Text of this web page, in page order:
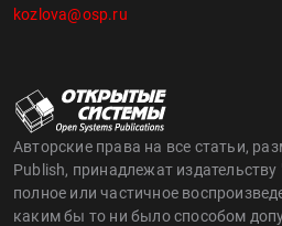
kozlova@osp.ru
Авторские права на все статьи,
Publish, принадлежат
полное или частичное
каким бы то ни было способом